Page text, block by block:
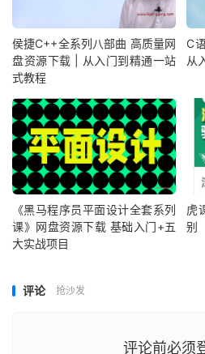
侯捷C++全系列八部曲 高质量网
盘资源下载 | 从入门到精通一站
式教程
C
从
《黑马程序员平面设计全套系列
课》网盘资源下载 基础入门+五
大实战项目
虎
别
评论 抢沙发
评论前必须